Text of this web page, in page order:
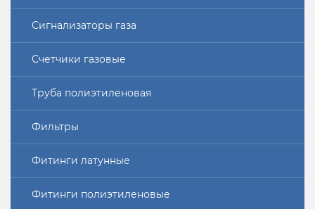
Сигнализаторы газа
Счетчики газовые
Труба полиэтиленовая
Фильтры
Фитинги латунные
Фитинги полиэтиленовые